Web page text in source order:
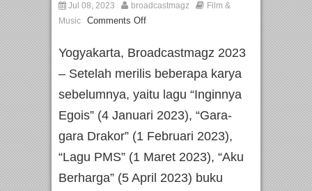
Jul 08, 2023 broadcastmagz
Film &
Music
Comments Off
Yogyakarta, Broadcastmagz 2023
– Setelah merilis beberapa karya
sebelumnya, yaitu lagu “Inginnya
Egois” (4 Januari 2023), “Gara-
gara Drakor” (1 Februari 2023),
“Lagu PMS” (1 Maret 2023), “Aku
Berharga” (5 April 2023) buku